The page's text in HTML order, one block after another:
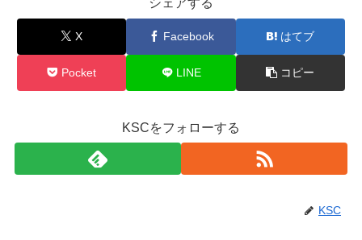
X Facebook はてブ
Pocket LINE コピー
KSCをフォローする
KSC